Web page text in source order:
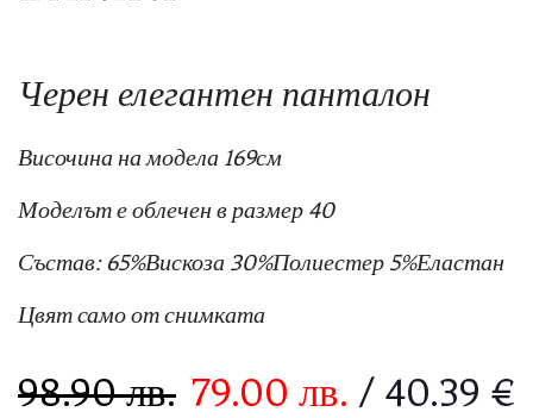
Черен елегантен панталон
Височина на модела 169см
Моделът е облечен в размер 40
Състав: 65%Вискоза 30%Полиестер 5%Еластан
Цвят само от снимката
98.90лв. 79.00 лв. / 40.39 €